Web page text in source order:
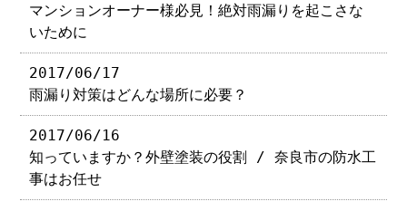
マンションオーナー様必見！絶対雨漏りを起こさな
いために
2017/06/17
雨漏り対策はどんな場所に必要？
2017/06/16
知っていますか？外壁塗装の役割 / 奈良市の防水工
事はお任せ